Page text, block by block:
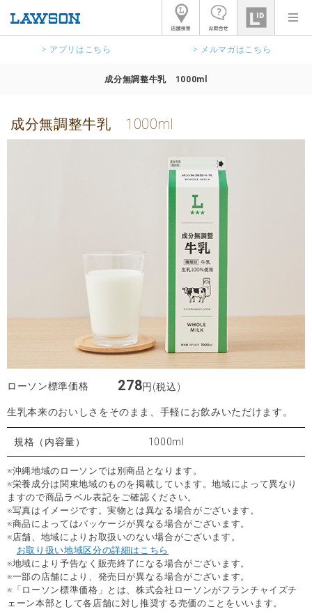
> アプリはこちら > メルマガはこちら
成分無調整牛乳 1000ml
成分無調整牛乳 1000ml
ローソン標準価格 278円(税込)
生乳本来のおいしさをそのまま、手軽にお飲みいただけます。
規格（内容量） 1000ml
※沖縄地域のローソンでは別商品となります。
※栄養成分は関東地域のものを掲載しています。地域によって異なり
ますので商品ラベル表記をご確認ください。
※写真はイメージです。実物とは異なる場合がございます。
※商品によってはパッケージが異なる場合がございます。
※店舗、地域によりお取扱いのない場合がございます。
お取り扱い地域区分の詳細はこちら
※地域により予告なく販売終了になる場合がございます。
※一部の店舗により、発売日が異なる場合がございます。
※「ローソン標準価格」とは、株式会社ローソンがフランチャイズチ
ェーン本部として各店舗に対し推奨する売価のことをいいます。